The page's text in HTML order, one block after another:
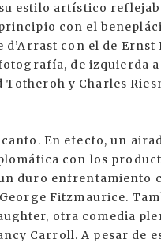
estilo artístico
con el
con el de Ernst
de izquierda
Totheroh y Charles
En efecto, un
con los
duro enfrentamiento
Fitzmaurice.
otra comedia
Carroll. A pesar de